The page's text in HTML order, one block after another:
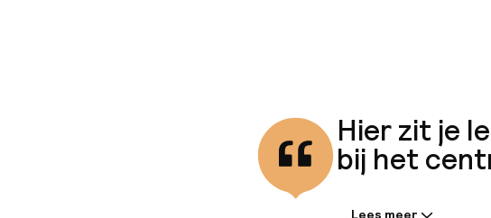
Hier zit je
bij het
Lees meer